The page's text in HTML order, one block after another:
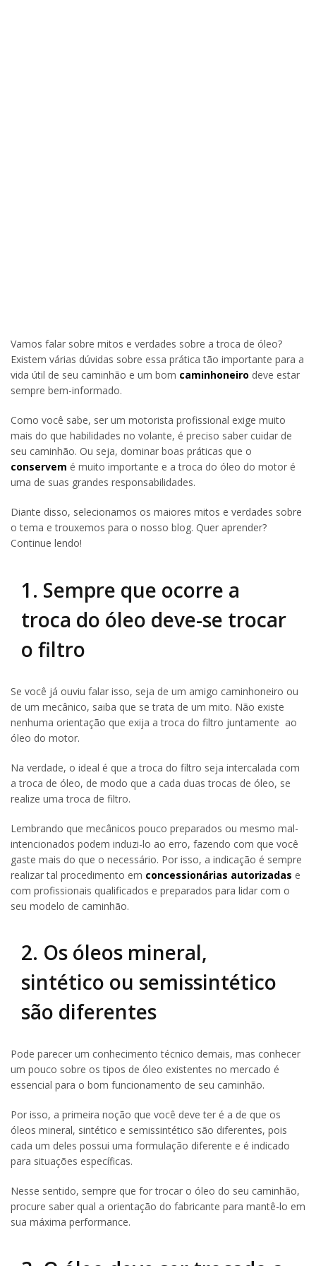
Vamos falar sobre mitos e verdades sobre a troca de óleo?
Existem várias dúvidas sobre essa prática tão importante para a
vida útil de seu caminhão e um bom caminhoneiro deve estar
sempre bem-informado.
Como você sabe, ser um motorista profissional exige muito
mais do que habilidades no volante, é preciso saber cuidar de
seu caminhão. Ou seja, dominar boas práticas que o
conservem é muito importante e a troca do óleo do motor é
uma de suas grandes responsabilidades.
Diante disso, selecionamos os maiores mitos e verdades sobre
o tema e trouxemos para o nosso blog. Quer aprender?
Continue lendo!
1. Sempre que ocorre a
troca do óleo deve-se trocar
o filtro
Se você já ouviu falar isso, seja de um amigo caminhoneiro ou
de um mecânico, saiba que se trata de um mito. Não existe
nenhuma orientação que exija a troca do filtro juntamente ao
óleo do motor.
Na verdade, o ideal é que a troca do filtro seja intercalada com
a troca de óleo, de modo que a cada duas trocas de óleo, se
realize uma troca de filtro.
Lembrando que mecânicos pouco preparados ou mesmo mal-
intencionados podem induzi-lo ao erro, fazendo com que você
gaste mais do que o necessário. Por isso, a indicação é sempre
realizar tal procedimento em concessionárias autorizadas e
com profissionais qualificados e preparados para lidar com o
seu modelo de caminhão.
2. Os óleos mineral,
sintético ou semissintético
são diferentes
Pode parecer um conhecimento técnico demais, mas conhecer
um pouco sobre os tipos de óleo existentes no mercado é
essencial para o bom funcionamento de seu caminhão.
Por isso, a primeira noção que você deve ter é a de que os
óleos mineral, sintético e semissintético são diferentes, pois
cada um deles possui uma formulação diferente e é indicado
para situações específicas.
Nesse sentido, sempre que for trocar o óleo do seu caminhão,
procure saber qual a orientação do fabricante para mantê-lo em
sua máxima performance.